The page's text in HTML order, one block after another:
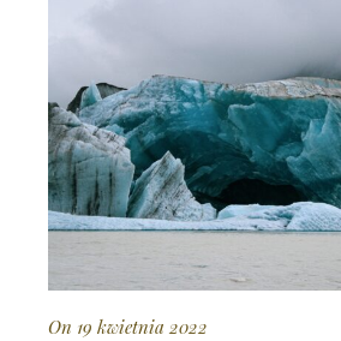
On 19 kwietnia 2022